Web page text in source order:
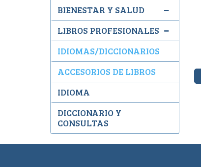
BIENESTAR Y SALUD
LIBROS PROFESIONALES
IDIOMAS/DICCIONARIOS
ACCESORIOS DE LIBROS
IDIOMA
DICCIONARIO Y
CONSULTAS